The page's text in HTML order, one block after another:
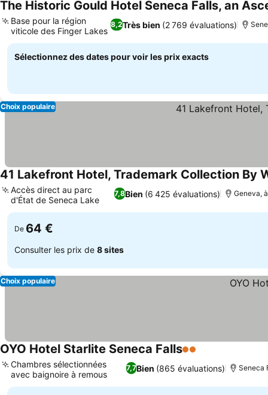
The Historic Gould Hotel Seneca Falls, an
8,2Très bien (2 769 évaluations)
Base pour la région
viticole des Finger Lakes
Sélectionnez des dates pour voir les prix exacts
Choix populaire
41 Lakefront Hotel, Trademark Collection By
7,8Bien (6 425 évaluations)
Accès direct au parc
d'État de Seneca Lake
Geneva,
De 64 €
Consulter les prix de 8 sites
Choix populaire
OYO Hotel Starlite Seneca Falls2 Étoiles
7,7Bien (865 évaluations)
Chambres sélectionnées
avec baignoire à remous
Seneca